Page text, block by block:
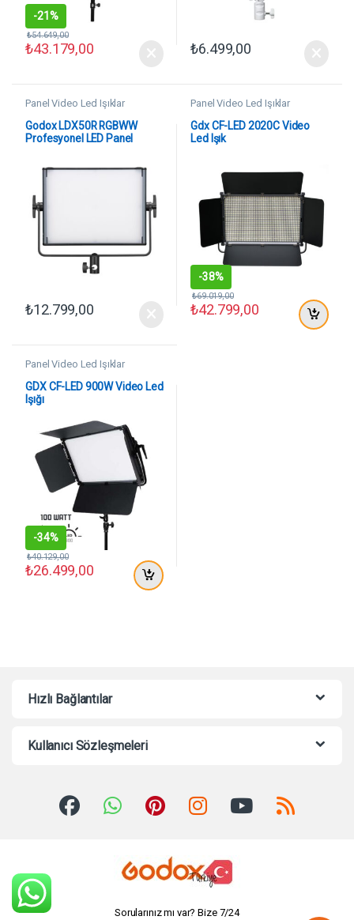
-21%
₺43.179,00
₺54.649,00
₺6.499,00
Panel Video Led Işıklar
Godox LDX50R RGBWW
Profesyonel LED Panel
₺12.799,00
Panel Video Led Işıklar
Gdx CF-LED 2020C Video
Led Işık
-38%
₺42.799,00
₺69.019,00
Panel Video Led Işıklar
GDX CF-LED 900W Video Led
Işığı
-34%
₺26.499,00
₺40.129,00
Hızlı Bağlantılar
Kullanıcı Sözleşmeleri
Sorularınız mı var? Bize 7/24